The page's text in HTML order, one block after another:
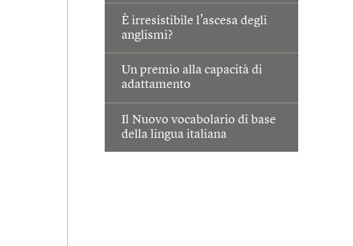
È irresistibile l’ascesa degli
anglismi?
Un premio alla capacità di
adattamento
Il Nuovo vocabolario di base
della lingua italiana